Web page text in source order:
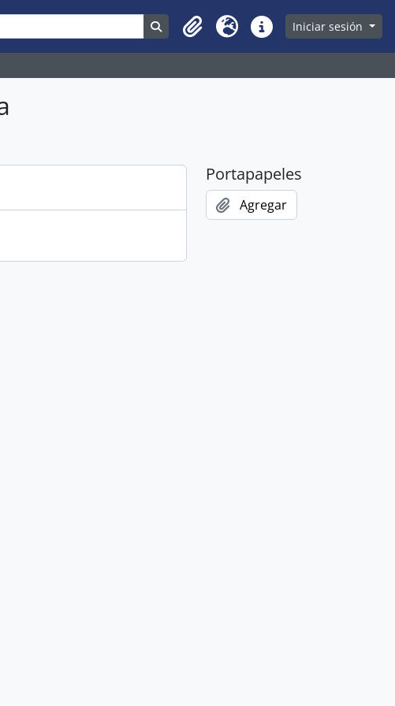
Search in browse page
Clipboard
Idioma Enlaces rápidos
Iniciar sesión
Portapapeles
Agregar